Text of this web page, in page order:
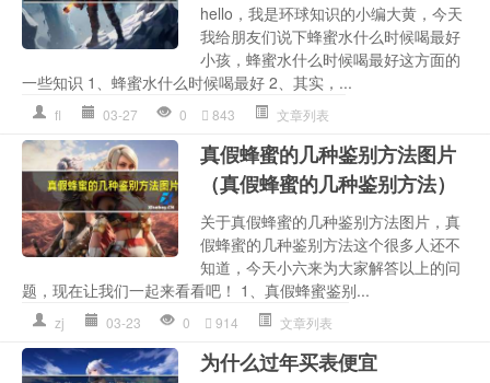
hello，我是环球知识的小编大黄，今天
我给朋友们说下蜂蜜水什么时候喝最好
小孩，蜂蜜水什么时候喝最好这方面的
一些知识 1、蜂蜜水什么时候喝最好 2、其实，...
fl 03-27 0 843 文章列表
真假蜂蜜的几种鉴别方法图片
（真假蜂蜜的几种鉴别方法）
关于真假蜂蜜的几种鉴别方法图片，真
假蜂蜜的几种鉴别方法这个很多人还不
知道，今天小六来为大家解答以上的问
题，现在让我们一起来看看吧！ 1、真假蜂蜜鉴别...
zj 03-23 0 914 文章列表
为什么过年买表便宜